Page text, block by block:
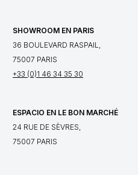
SHOWROOM EN PARIS
36 BOULEVARD RASPAIL,
75007 PARIS
+33 (0)1 46 34 35 30
ESPACIO EN LE BON MARCHÉ
24 RUE DE SÈVRES,
75007 PARIS